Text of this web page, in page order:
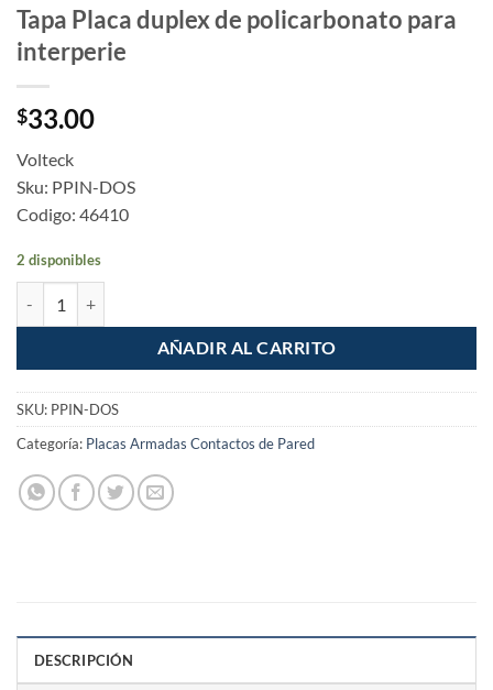
Tapa Placa duplex de policarbonato para
interperie
$33.00
Volteck
Sku: PPIN-DOS
Codigo: 46410
2 disponibles
AÑADIR AL CARRITO
SKU: PPIN-DOS
Categoría: Placas Armadas Contactos de Pared
DESCRIPCIÓN